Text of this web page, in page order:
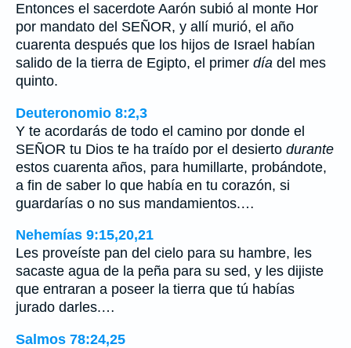
Entonces el sacerdote Aarón subió al monte Hor
por mandato del SEÑOR, y allí murió, el año
cuarenta después que los hijos de Israel habían
salido de la tierra de Egipto, el primer día del mes
quinto.
Deuteronomio 8:2,3
Y te acordarás de todo el camino por donde el
SEÑOR tu Dios te ha traído por el desierto durante
estos cuarenta años, para humillarte, probándote,
a fin de saber lo que había en tu corazón, si
guardarías o no sus mandamientos.…
Nehemías 9:15,20,21
Les proveíste pan del cielo para su hambre, les
sacaste agua de la peña para su sed, y les dijiste
que entraran a poseer la tierra que tú habías
jurado darles.…
Salmos 78:24,25